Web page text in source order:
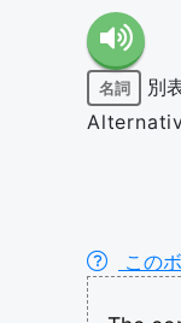
名詞 別
この